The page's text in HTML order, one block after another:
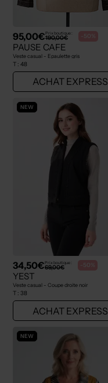
95,00€Prix boutique :
190,00€ -50%
PAUSE CAFE
Veste casual - Epaulette gris
T : 48
ACHAT EXPRESS
NEW
34,50€Prix boutique :
69,00€ -50%
YEST
Veste casual - Coupe droite noir
T : 38
ACHAT EXPRESS
NEW